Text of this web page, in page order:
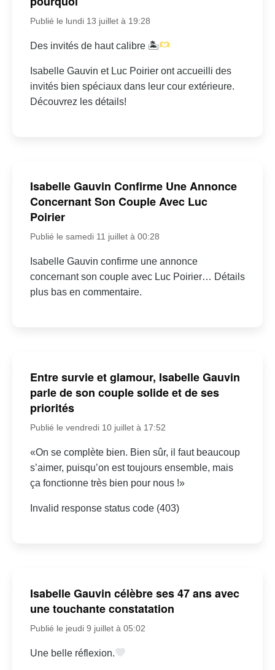
Publié le lundi 13 juillet à 19:28
Des invités de haut calibre 🏝
Isabelle Gauvin et Luc Poirier ont accueilli des
invités bien spéciaux dans leur cour extérieure.
Découvrez les détails!
Isabelle Gauvin Confirme Une Annonce
Concernant Son Couple Avec Luc
Poirier
Publié le samedi 11 juillet à 00:28
Isabelle Gauvin confirme une annonce
concernant son couple avec Luc Poirier… Détails
plus bas en commentaire.
Entre survie et glamour, Isabelle Gauvin
parle de son couple solide et de ses
priorités
Publié le vendredi 10 juillet à 17:52
«On se complète bien. Bien sûr, il faut beaucoup
s’aimer, puisqu’on est toujours ensemble, mais
ça fonctionne très bien pour nous !»
Invalid response status code (403)
Isabelle Gauvin célèbre ses 47 ans avec
une touchante constatation
Publié le jeudi 9 juillet à 05:02
Une belle réflexion.